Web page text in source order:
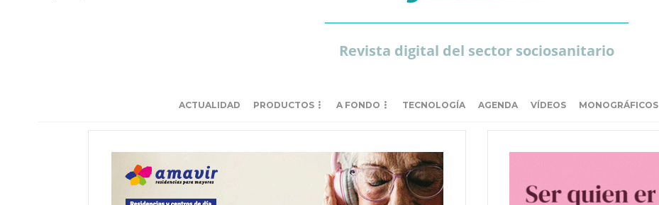
Revista digital del sector sociosanitario
ACTUALIDAD PRODUCTOS A FONDO TECNOLOGÍA AGENDA VÍDEOS MONOGRÁFICOS